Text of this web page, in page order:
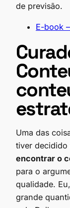
de previsão.
E-book
Uma das
tiver decidido
encontrar o
para o
qualidade.
grande